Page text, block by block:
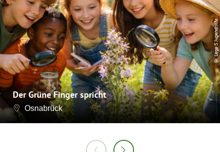
Der Grüne Finger spricht
Osnabrück
© Lega S Jugendhilfe